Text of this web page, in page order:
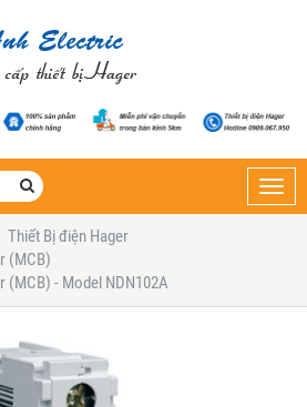
Thiết Bị điện Hager
(MCB)
(MCB) - Model NDN102A